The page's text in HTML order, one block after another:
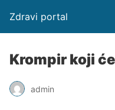
Zdravi portal
Krompir koji
admin